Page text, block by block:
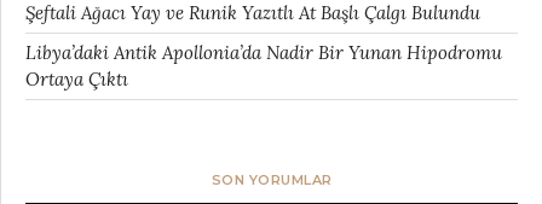
Şeftali Ağacı Yay ve Runik Yazıtlı At Başlı Çalgı Bulundu
Libya’daki Antik Apollonia’da Nadir Bir Yunan Hipodromu
Ortaya Çıktı
SON YORUMLAR